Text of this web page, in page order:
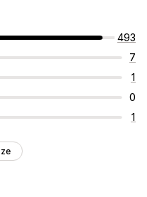
493
7
1
0
1